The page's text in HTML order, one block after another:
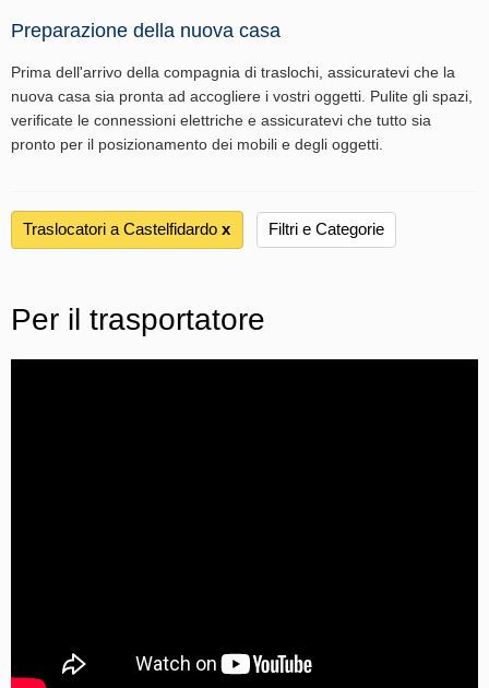
Preparazione della nuova casa
Prima dell'arrivo della compagnia di traslochi, assicuratevi che la
nuova casa sia pronta ad accogliere i vostri oggetti. Pulite gli spazi,
verificate le connessioni elettriche e assicuratevi che tutto sia
pronto per il posizionamento dei mobili e degli oggetti.
Traslocatori a Castelfidardo х Filtri e Categorie
Per il trasportatore